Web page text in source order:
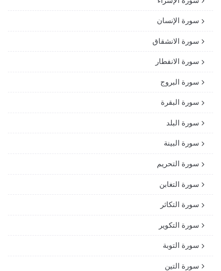
سورة الإنسان
سورة الانشقاق
سورة الانفطار
سورة البروج
سورة البقرة
سورة البلد
سورة البينة
سورة التحريم
سورة التغابن
سورة التكاثر
سورة التكوير
سورة التوبة
سورة التين